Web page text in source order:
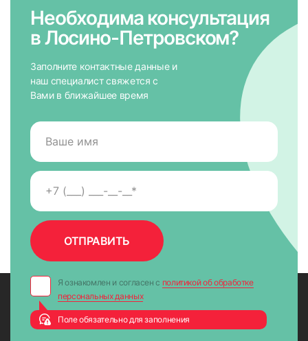
Грамотный монтаж — важное условие качественного
квалифицированные штатные специалисты с большим
стажем. У нас высокие требования к сотрудникам и
проводится постоянный контроль качества выполненных
работ.
Необходима консультация
в Лосино-Петровском?
Заполните контактные данные и
наш специалист свяжется с
Вами в ближайшее время
Я ознакомлен и согласен с политикой об обработке
персональных данных
Поле обязательно для заполнения